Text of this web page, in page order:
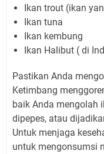
Ikan trout (ikan
Ikan tuna
Ikan kembung
Ikan Halibut ( di
Pastikan Anda
Ketimbang
baik Anda mengolah
dipepes, atau
Untuk menjaga
untuk mengonsumsi